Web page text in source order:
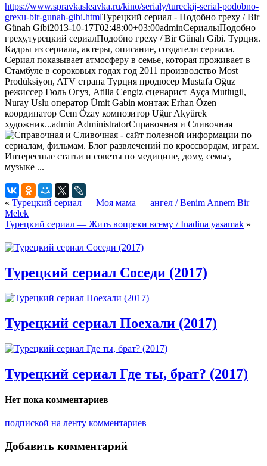
https://www.spravkasleavka.ru/kino/serialy/tureckij-serial-podobno-
grexu-bir-gunah-gibi.htmlТурецкий сериал - Подобно греху / Bir
Günah Gibi2013-10-17T02:48:00+03:00adminСериалыПодобно
греху,турецкий сериалПодобно греху / Bir Günah Gibi. Турция.
Кадры из сериала, актеры, описание, создатели сериала.
Сериал показывает атмосферу в семье, которая проживает в
Стамбуле в сороковых годах год 2011 производство Most
Prodüksiyon, ATV страна Турция продюсер Mustafa Oğuz
режиссер Гюль Огуз, Atilla Cengiz сценарист Ayça Mutlugil,
Nuray Uslu оператор Ümit Gabin монтаж Erhan Özen
координатор Cem Özay композитор Uğur Akyürek
художник...admin AdministratorСправочная и Сливочная
« Турецкий сериал — Моя мама — ангел / Benim Annem Bir
Melek
Турецкий сериал — Жить вопреки всему / Inadina yasamak »
Турецкий сериал Соседи (2017)
Турецкий сериал Поехали (2017)
Турецкий сериал Где ты, брат? (2017)
Нет пока комментариев
подпиской на ленту комментариев
Добавить комментарий